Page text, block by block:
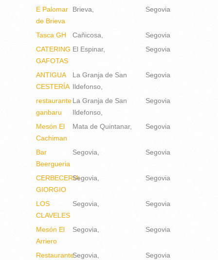
E Palomar
de Brieva
Brieva Segovia
Tasca GH Cañicosa
Segovia
CATERING
GAFOTAS
El Espinar Segovia
ANTIGUA
CESTERÍA
La Granja de San
Ildefonso
Segovia
restaurante
ganbaru
La Granja de San
Ildefonso
Segovia
Mesón El
Cachiman
Mata de Quintanar Segovia
Bar
Beergueria
Segovia Segovia
CERBECERIA
GIORGIO
Segovia Segovia
LOS
CLAVELES
Segovia Segovia
Mesón El
Arriero
Segovia Segovia
RestauranteSegovia Segovia